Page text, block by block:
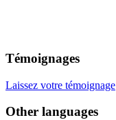
Témoignages
Laissez votre témoignage
Other languages